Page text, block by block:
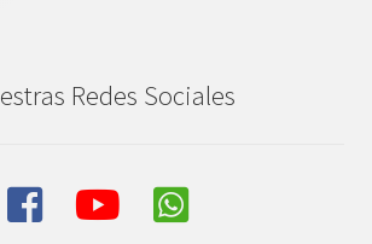
Redes Sociales